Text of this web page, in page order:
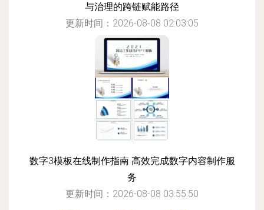
与治理的跨链赋能路径
更新时间：2026-08-08 02:03:05
数字3模板在线制作指南 高效完成数字内容制作服
务
更新时间：2026-08-08 03:55:50